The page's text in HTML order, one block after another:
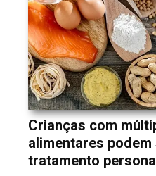
Crianças com
alimentares
tratamento